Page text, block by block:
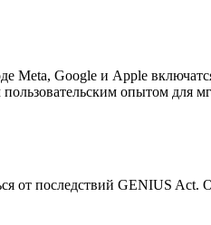
Meta, Google и Apple
опытом для
от последствий GENIUS Act.